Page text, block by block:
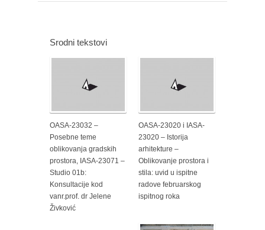
Srodni tekstovi
OASA-23032 –
Posebne teme
oblikovanja gradskih
prostora, IASA-23071 –
Studio 01b:
Konsultacije kod
vanr.prof. dr Jelene
Živković
OASA-23020 i IASA-
23020 – Istorija
arhitekture –
Oblikovanje prostora i
stila: uvid u ispitne
radove februarskog
ispitnog roka